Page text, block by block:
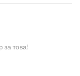
за това!